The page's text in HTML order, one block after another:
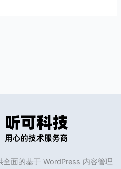
面的基于 WordPress 内容管理